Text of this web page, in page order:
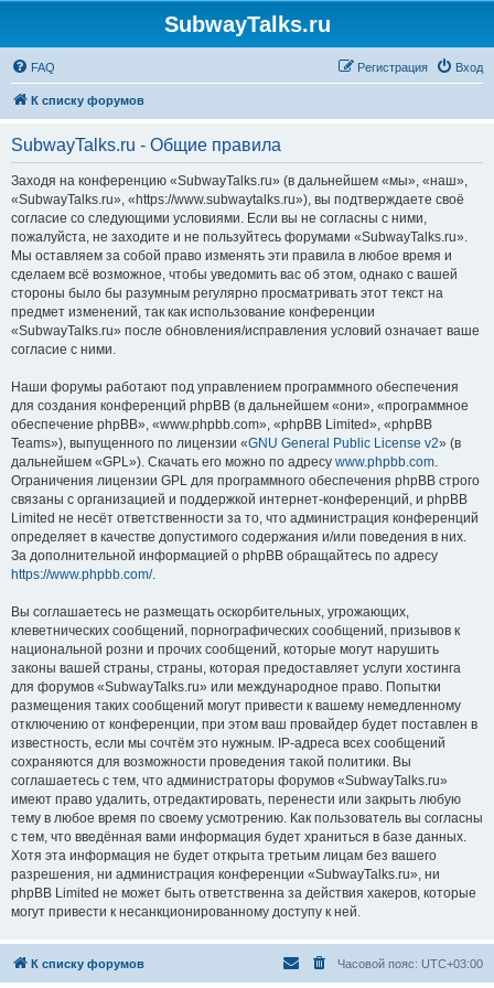
SubwayTalks.ru
FAQ Вход
Регистрация
К списку форумов
SubwayTalks.ru - Общие правила
Заходя на конференцию «SubwayTalks.ru» (в дальнейшем «мы», «наш»,
«SubwayTalks.ru», «https://www.subwaytalks.ru»), вы подтверждаете своё
согласие со следующими условиями. Если вы не согласны с ними,
пожалуйста, не заходите и не пользуйтесь форумами «SubwayTalks.ru».
Мы оставляем за собой право изменять эти правила в любое время и
сделаем всё возможное, чтобы уведомить вас об этом, однако с вашей
стороны было бы разумным регулярно просматривать этот текст на
предмет изменений, так как использование конференции
«SubwayTalks.ru» после обновления/исправления условий означает ваше
согласие с ними.
Наши форумы работают под управлением программного обеспечения
для создания конференций phpBB (в дальнейшем «они», «программное
обеспечение phpBB», «www.phpbb.com», «phpBB Limited», «phpBB
Teams»), выпущенного по лицензии «GNU General Public License v2» (в
дальнейшем «GPL»). Скачать его можно по адресу www.phpbb.com.
Ограничения лицензии GPL для программного обеспечения phpBB строго
связаны с организацией и поддержкой интернет-конференций, и phpBB
Limited не несёт ответственности за то, что администрация конференций
определяет в качестве допустимого содержания и/или поведения в них.
За дополнительной информацией о phpBB обращайтесь по адресу
https://www.phpbb.com/.
Вы соглашаетесь не размещать оскорбительных, угрожающих,
клеветнических сообщений, порнографических сообщений, призывов к
национальной розни и прочих сообщений, которые могут нарушить
законы вашей страны, страны, которая предоставляет услуги хостинга
для форумов «SubwayTalks.ru» или международное право. Попытки
размещения таких сообщений могут привести к вашему немедленному
отключению от конференции, при этом ваш провайдер будет поставлен в
известность, если мы сочтём это нужным. IP-адреса всех сообщений
сохраняются для возможности проведения такой политики. Вы
соглашаетесь с тем, что администраторы форумов «SubwayTalks.ru»
имеют право удалить, отредактировать, перенести или закрыть любую
тему в любое время по своему усмотрению. Как пользователь вы согласны
с тем, что введённая вами информация будет храниться в базе данных.
Хотя эта информация не будет открыта третьим лицам без вашего
разрешения, ни администрация конференции «SubwayTalks.ru», ни
phpBB Limited не может быть ответственна за действия хакеров, которые
могут привести к несанкционированному доступу к ней.
К списку форумов Часовой пояс: UTC+03:00